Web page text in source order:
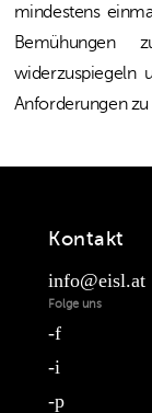
mindestens
Bemühungen
widerzuspiegeln
Anforderungen
Kontakt
info@eisl.at
Folge uns
f
i
p